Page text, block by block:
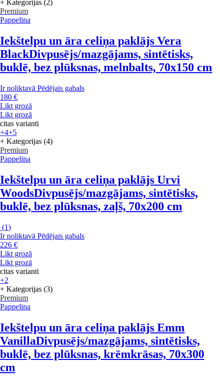
+ Kategorijas (2)
Premium
Pappelina
Iekštelpu un āra celiņa paklājs Vera
BlackDivpusējs/mazgājams, sintētisks,
buklē, bez plūksnas, melnbalts, 70x150 cm
Ir noliktavā Pēdējais gabals
180 €
Likt grozā
Likt grozā
citas varianti
+4+5
+ Kategorijas (4)
Premium
Pappelina
Iekštelpu un āra celiņa paklājs Urvi
WoodsDivpusējs/mazgājams, sintētisks,
buklē, bez plūksnas, zaļš, 70x200 cm
(1)
Ir noliktavā Pēdējais gabals
226 €
Likt grozā
Likt grozā
citas varianti
+2
+ Kategorijas (3)
Premium
Pappelina
Iekštelpu un āra celiņa paklājs Emm
VanillaDivpusējs/mazgājams, sintētisks,
buklē, bez plūksnas, krēmkrāsas, 70x300
cm